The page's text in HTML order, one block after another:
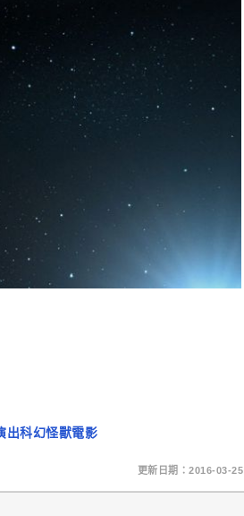
出科幻怪獸電影
更新日期：2016-03-25